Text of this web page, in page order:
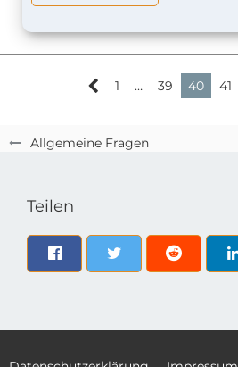
Allgemeine Fragen
1 … 39 40 41
Teilen